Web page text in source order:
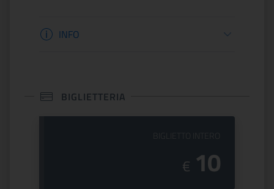
Informazioni apertura
INFO
BIGLIETTERIA
€ 10